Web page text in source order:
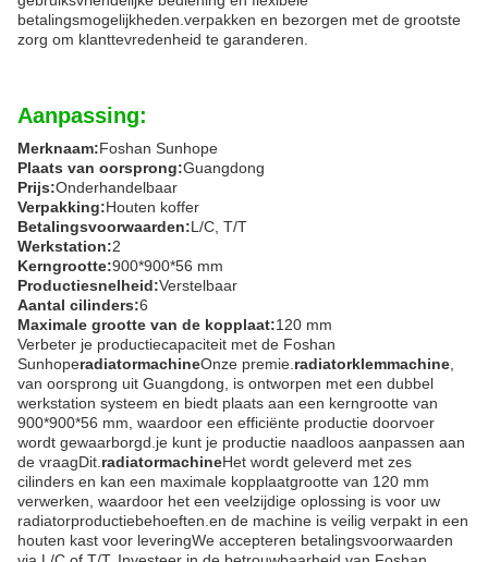
betalingsmogelijkheden.verpakken en bezorgen met de grootste
zorg om klanttevredenheid te garanderen.
Aanpassing:
Merknaam:Foshan Sunhope
Plaats van oorsprong:Guangdong
Prijs:Onderhandelbaar
Verpakking:Houten koffer
Betalingsvoorwaarden:L/C, T/T
Werkstation:2
Kerngrootte:900*900*56 mm
Productiesnelheid:Verstelbaar
Aantal cilinders:6
Maximale grootte van de kopplaat:120 mm
Verbeter je productiecapaciteit met de Foshan
SunhoperadiatormachineOnze premie. radiatorklemmachine
van oorsprong uit Guangdong, is ontworpen met een dubbel
werkstation systeem en biedt plaats aan een kerngrootte van
900*900*56 mm, waardoor een efficiënte productie doorvoer
wordt gewaarborgd.je kunt je productie naadloos aanpassen aan
de vraagDit. radiatormachineHet wordt geleverd met zes
cilinders en kan een maximale kopplaatgrootte van 120 mm
verwerken, waardoor het een veelzijdige oplossing is voor uw
radiatorproductiebehoeften.en de machine is veilig verpakt in een
houten kast voor leveringWe accepteren betalingsvoorwaarden